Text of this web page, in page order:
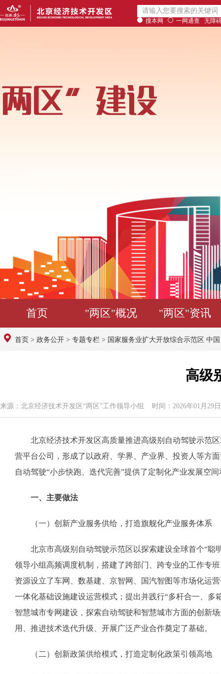
搜本网 一网通查 无障
首页 "两区"概况 "两区"资讯
首页 > 政务公开 > 专题专栏 > 国家服务业扩大开放综合示范区 中
高级
来源：北京经济技术开发区“两区”工作领导小组 时间：2026年01月29
北京经济技术开发区高质量推进高级别自动驾驶示范区
营平台公司，形成了以政府、学界、产业界、投资人等方
自动驾驶“小步快跑、迭代完善”提供了定制化产业发展空
一、主要做法
（一）创新产业服务供给，打造旗舰化产业服务体系
北京市高级别自动驾驶示范区以探索建设全球首个“聪
领导小组高频调度机制，搭建了跨部门、跨专业的工作专
资源设立了车网、数基建、京智网、国汽智图等市场化运
一体化基础设施建设运营模式；提出并践行“多杆合一、
智慧城市专网建设，探索自动驾驶和智慧城市方面的创新
用、推进技术迭代升级、开展广泛产业合作奠定了基础。
（二）创新政策供给模式，打造定制化政策引领高地